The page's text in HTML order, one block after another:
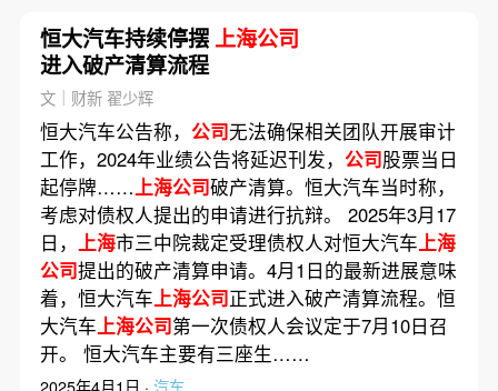
恒大汽车持续停摆 上海公司
进入破产清算流程
文｜财新 翟少辉
恒大汽车公告称， 公司无法确保相关团队开展审计
工作，2024年业绩公告将延迟刊发， 公司股票当日
起停牌……上海公司破产清算。恒大汽车当时称，
考虑对债权人提出的申请进行抗辩。 2025年3月17
日， 上海市三中院裁定受理债权人对恒大汽车上海
公司提出的破产清算申请。4月1日的最新进展意味
着，恒大汽车上海公司正式进入破产清算流程。恒
大汽车上海公司第一次债权人会议定于7月10日召
开。 恒大汽车主要有三座生……